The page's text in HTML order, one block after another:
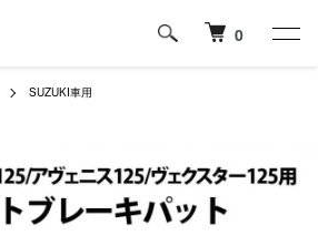
0
SUZUKI車用